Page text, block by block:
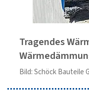
Tragendes
Bild: Schöck Bauteile